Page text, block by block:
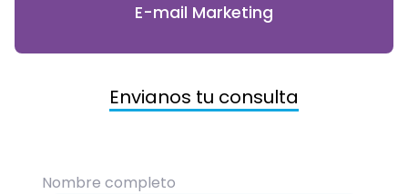
E-mail Marketing
Envianos tu consulta
Nombre completo